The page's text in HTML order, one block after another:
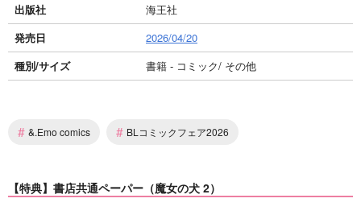
出版社
海王社
発売日
2026/04/20
種別/サイズ
書籍 - コミック/ その他
# &.Emo comics # BLコミックフェア2026
【特典】書店共通ペーパー（魔女の犬 2）